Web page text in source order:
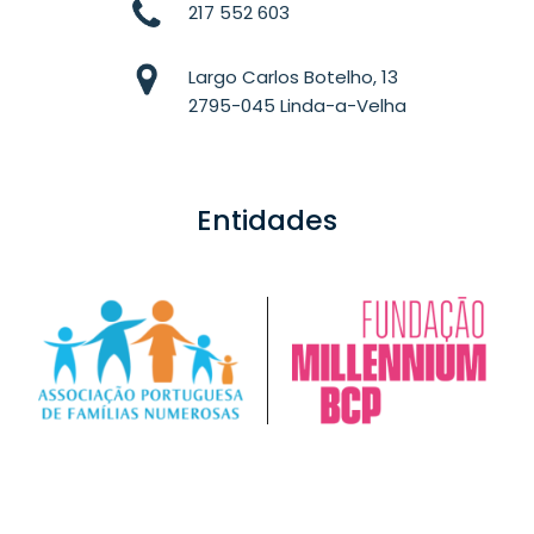
217 552 603
Largo Carlos Botelho, 13
2795-045 Linda-a-Velha
Entidades